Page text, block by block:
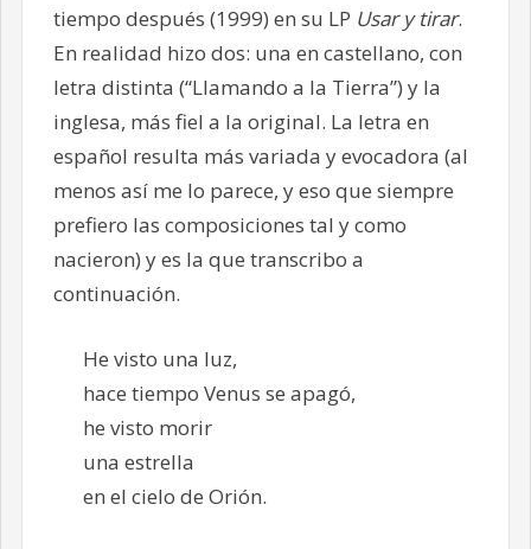
tiempo después (1999) en su LP Usar y tirar.
En realidad hizo dos: una en castellano, con
letra distinta (“Llamando a la Tierra”) y la
inglesa, más fiel a la original. La letra en
español resulta más variada y evocadora (al
menos así me lo parece, y eso que siempre
prefiero las composiciones tal y como
nacieron) y es la que transcribo a
continuación.
He visto una luz,
hace tiempo Venus se apagó,
he visto morir
una estrella
en el cielo de Orión.